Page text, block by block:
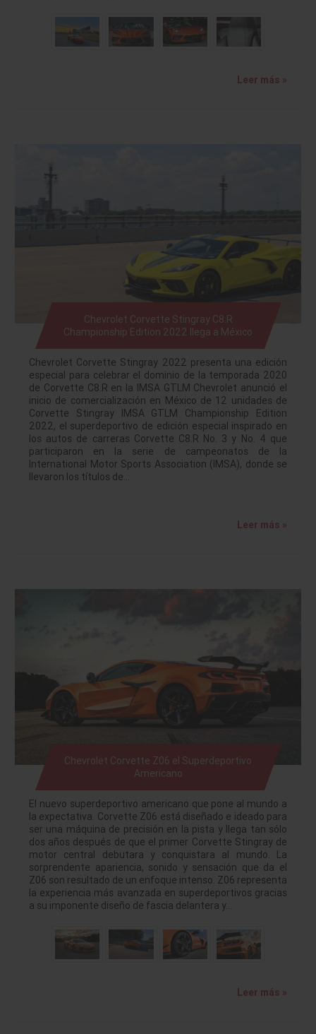
Leer más »
Chevrolet Corvette Stingray C8.R
Championship Edition 2022 llega a México
Chevrolet Corvette Stingray 2022 presenta una edición
especial para celebrar el dominio de la temporada 2020
de Corvette C8.R en la IMSA GTLM Chevrolet anunció el
inicio de comercialización en México de 12 unidades de
Corvette Stingray IMSA GTLM Championship Edition
2022, el superdeportivo de edición especial inspirado en
los autos de carreras Corvette C8.R No. 3 y No. 4 que
participaron en la serie de campeonatos de la
International Motor Sports Association (IMSA), donde se
llevaron los títulos de…
Leer más »
Chevrolet Corvette Z06 el Superdeportivo
Americano
El nuevo superdeportivo americano que pone al mundo a
la expectativa. Corvette Z06 está diseñado e ideado para
ser una máquina de precisión en la pista y llega tan sólo
dos años después de que el primer Corvette Stingray de
motor central debutara y conquistara al mundo. La
sorprendente apariencia, sonido y sensación que da el
Z06 son resultado de un enfoque intenso. Z06 representa
la experiencia más avanzada en superdeportivos gracias
a su imponente diseño de fascia delantera y…
Leer más »